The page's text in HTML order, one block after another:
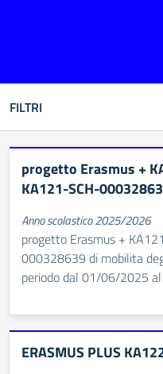
FILTRI
progetto Erasmus +
KA121-SCH-
Anno scolastico 2025/2026
progetto Erasmus +
000328639 di mobilita
periodo dal 01/06/2025
ERASMUS PLUS